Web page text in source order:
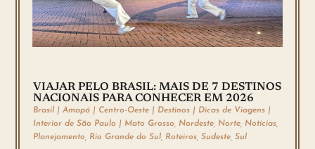
VIAJAR PELO BRASIL: MAIS DE 7 DESTINOS
NACIONAIS PARA CONHECER EM 2026
Brasil |Amapá | Centro-Oeste | Destinos | Dicas de Viagens |
Interior de São Paulo | Mato Grosso Nordeste Norte Notícias
Planejamento
Rio Grande do Sul Roteiros ,Sudeste ,Sul